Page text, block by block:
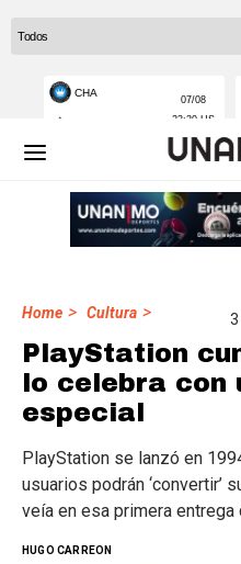
Home > Cultura >
PlayStation
lo celebra con
especial
PlayStation se lanzó en
usuarios podrán ‘convertir’
veía en esa primera entrega
HUGO CARREON